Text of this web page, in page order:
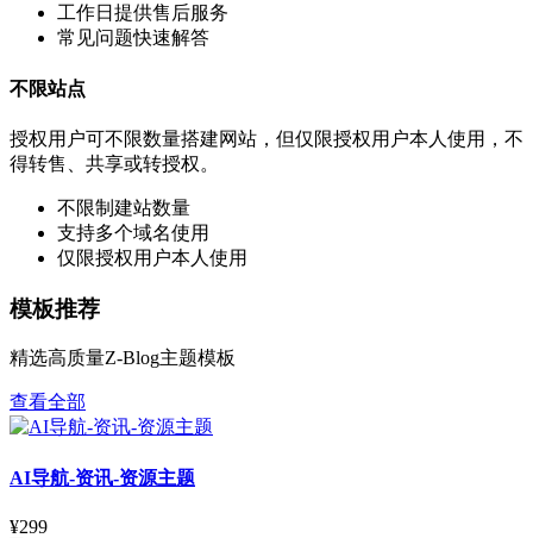
工作日提供售后服务
常见问题快速解答
不限站点
授权用户可不限数量搭建网站，但仅限授权用户本人使用，不
得转售、共享或转授权。
不限制建站数量
支持多个域名使用
仅限授权用户本人使用
模板推荐
精选高质量Z-Blog主题模板
查看全部
AI导航-资讯-资源主题
¥299